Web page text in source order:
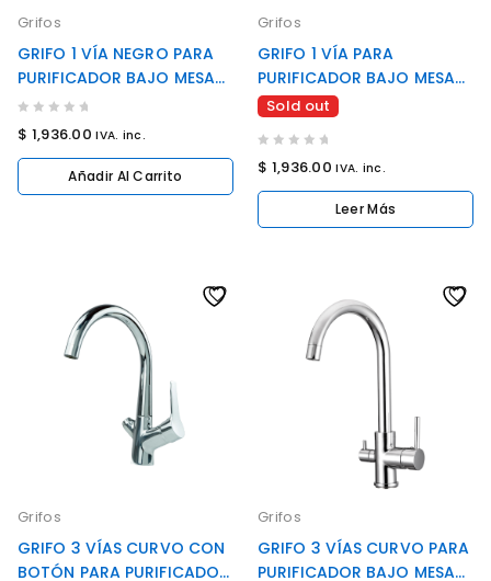
Grifos
GRIFO 1 VÍA NEGRO PARA
PURIFICADOR BAJO MESA
(COD: SW-7601B)
5
$ 1,936.00 IVA. inc.
Añadir Al Carrito
Grifos
GRIFO 1 VÍA PARA
PURIFICADOR BAJO MESA
(COD: SW-7601A)
Sold out
5
$ 1,936.00 IVA. inc.
Leer Más
Grifos
GRIFO 3 VÍAS CURVO CON
BOTÓN PARA PURIFICADOR
Grifos
GRIFO 3 VÍAS CURVO PARA
PURIFICADOR BAJO MESA